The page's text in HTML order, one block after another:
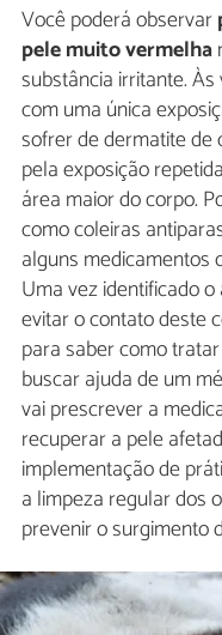
Você poderá observar
pele muito vermelha
substância irritante.
com uma única
sofrer de dermatite de
pela exposição
área maior do corpo.
como coleiras
alguns medicamentos
Uma vez identificado
evitar o contato deste
para saber como
buscar ajuda de um
vai prescrever a
recuperar a pele
implementação de
a limpeza regular dos
prevenir o surgimento